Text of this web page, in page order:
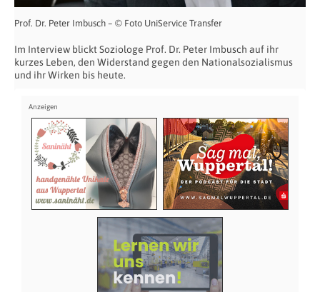
Prof. Dr. Peter Imbusch – © Foto UniService Transfer
Im Interview blickt Soziologe Prof. Dr. Peter Imbusch auf ihr
kurzes Leben, den Widerstand gegen den Nationalsozialismus
und ihr Wirken bis heute.